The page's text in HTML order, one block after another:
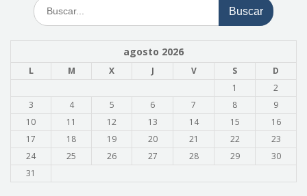
Buscar:
agosto 2026
L M X J V S
D
1
2
3
4 5 6 7 8
9
10
11 12 13 14 15
16
17
18 19 20 21 22
23
24
25 26 27 28 29
30
31